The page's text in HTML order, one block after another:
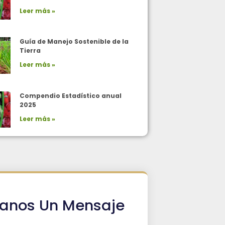
Leer más »
Guía de Manejo Sostenible de la
Tierra
Leer más »
Compendio Estadístico anual
2025
Leer más »
Un Mensaje